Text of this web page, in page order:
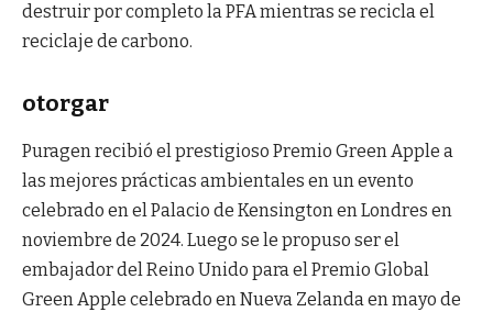
destruir por completo la PFA mientras se recicla el
reciclaje de carbono.
otorgar
Puragen recibió el prestigioso Premio Green Apple a
las mejores prácticas ambientales en un evento
celebrado en el Palacio de Kensington en Londres en
noviembre de 2024. Luego se le propuso ser el
embajador del Reino Unido para el Premio Global
Green Apple celebrado en Nueva Zelanda en mayo de